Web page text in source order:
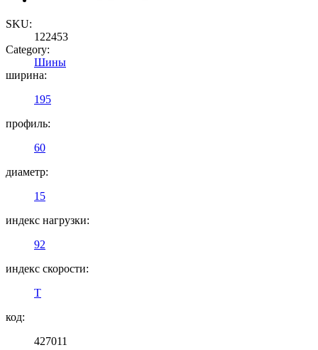
SKU:
122453
Category:
Шины
ширина:
195
профиль:
60
диаметр:
15
индекс нагрузки:
92
индекс скорости:
T
код:
427011